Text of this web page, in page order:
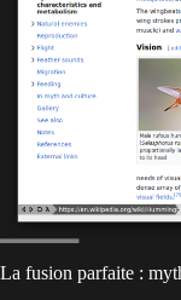
La fusion parfaite :